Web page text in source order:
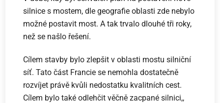
silnice s mostem, dle geografie oblasti zde nebylo
možné postavit most. A tak trvalo dlouhé tři roky,
než se našlo řešení.
Cílem stavby bylo zlepšit v oblasti mostu silniční
síť. Tato část Francie se nemohla dostatečně
rozvíjet právě kvůli nedostatku kvalitních cest.
Cílem bylo také odlehčit věčně zacpané silnici,,